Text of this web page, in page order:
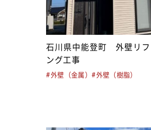
石川県中能登町 外壁リ
ング工事
#外壁（金属）#外壁（樹脂）